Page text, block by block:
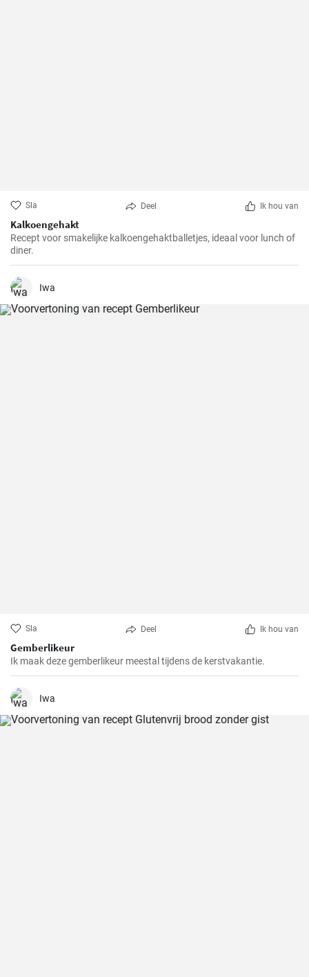
Sla Deel Ik hou van
Kalkoengehakt
Recept voor smakelijke kalkoengehaktballetjes, ideaal voor lunch of
diner.
Iwa
Sla Deel Ik hou van
Gemberlikeur
Ik maak deze gemberlikeur meestal tijdens de kerstvakantie.
Iwa